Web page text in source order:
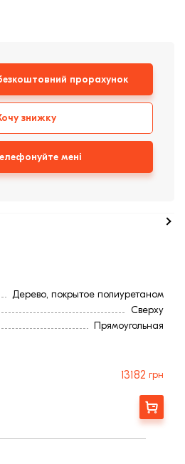
прорахунок
знижку
мені
Дерево, покрытое полиуретаном
Сверху
Прямоугольная
13182 грн
Замовити